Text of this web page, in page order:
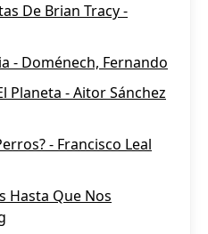
De Brian Tracy -
- Doménech, Fernando
Planeta - Aitor Sánchez
- Francisco Leal
Hasta Que Nos